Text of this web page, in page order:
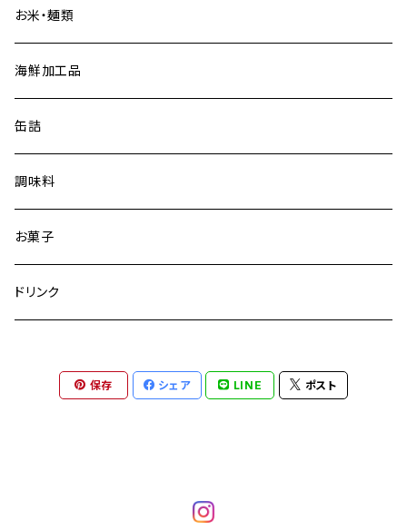
お米・麺類
海鮮加工品
缶詰
調味料
お菓子
ドリンク
保存 シェア LINE ポスト